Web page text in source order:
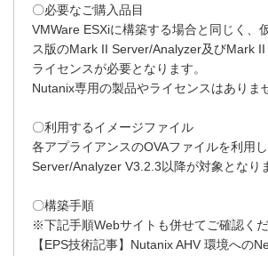
〇必要なご購入品目
VMWare ESXiに構築する場合と同じく、
ス版のMark II Server/Analyzer及びMark
ライセンスが必要となります。
Nutanix専用の製品やライセンスはありま
〇利用するイメージファイル
各アプライアンスのOVAファイルを利用し
Server/Analyzer V3.2.3以降が対象となり
〇構築手順
※下記手順Webサイトも併せてご確認くだ
【EPS技術記事】Nutanix AHV 環境への